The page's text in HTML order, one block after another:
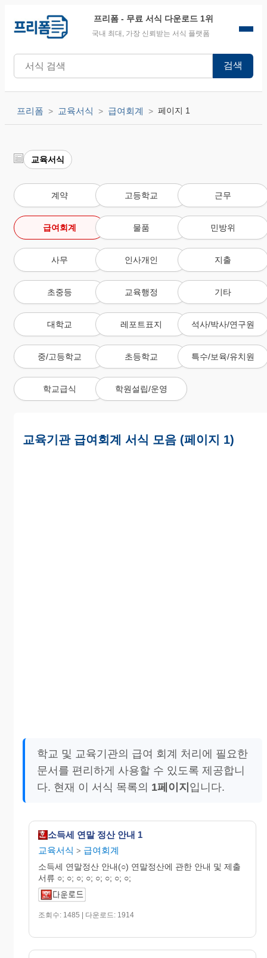
프리폼 - 무료 서식 다운로드 1위
국내 최대, 가장 신뢰받는 서식 플랫폼
검색
프리폼 교육서식 급여회계 페이지 1
교육서식
계약 고등학교 근무
급여회계 물품 민방위
사무 인사개인 지출
초중등 교육행정 기타
대학교 레포트표지 석사/박사/연구원
중/고등학교 초등학교 특수/보육/유치원
학교급식 학원설립/운영
교육기관 급여회계 서식 모음 (페이지 1)
학교 및 교육기관의 급여 회계 처리에 필요한
문서를 편리하게 사용할 수 있도록 제공합니
다. 현재 이 서식 목록의 1페이지 입니다.
소득세 연말 정산 안내 1
교육서식 > 급여회계
소득세 연말정산 안내(○) 연말정산에 관한 안내 및 제출
서류 ○; ○; ○; ○; ○; ○; ○; ○;
조회수: 1485 | 다운로드: 1914